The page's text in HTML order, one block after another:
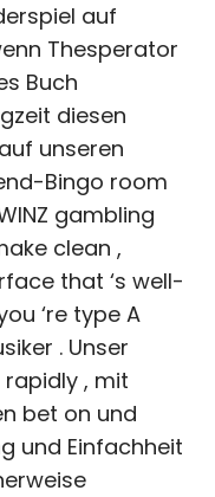
auf
Thesperator
Buch
diesen
unseren
Bingo room
gambling
clean ,
that ‘s well-
‘re type A
. Unser
, mit
bet on und
und Einfachheit